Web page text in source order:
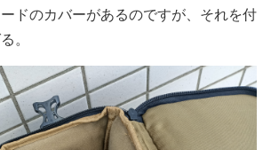
ドのカバーがあるのですが、それを付
。